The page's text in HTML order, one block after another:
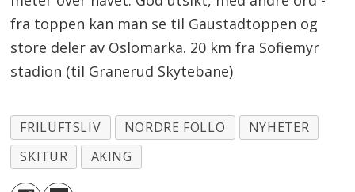
fra toppen kan man se til Gaustadtoppen og
store deler av Oslomarka. 20 km fra Sofiemyr
stadion (til Granerud Skytebane)
FRILUFTSLIV NORDRE FOLLO
NYHETER
SKITUR
AKING